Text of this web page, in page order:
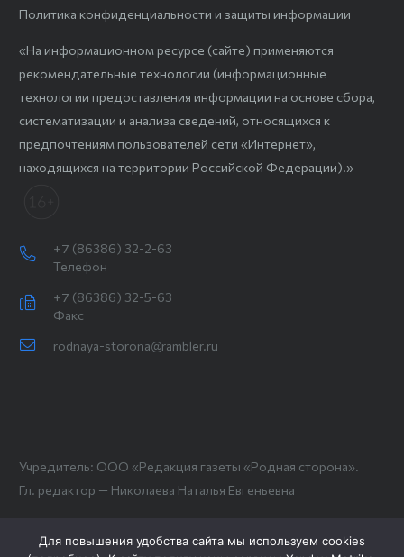
Политика конфиденциальности и защиты информации
«На информационном ресурсе (сайте) применяются
рекомендательные технологии (информационные
технологии предоставления информации на основе сбора,
систематизации и анализа сведений, относящихся к
предпочтениям пользователей сети «Интернет»,
находящихся на территории Российской Федерации).»
+7 (86386) 32-2-63
Телефон
+7 (86386) 32-5-63
Факс
rodnaya-storona@rambler.ru
Учредитель: ООО «Редакция газеты «Родная сторона».
Гл. редактор — Николаева Наталья Евгеньевна
Для повышения удобства сайта мы используем cookies